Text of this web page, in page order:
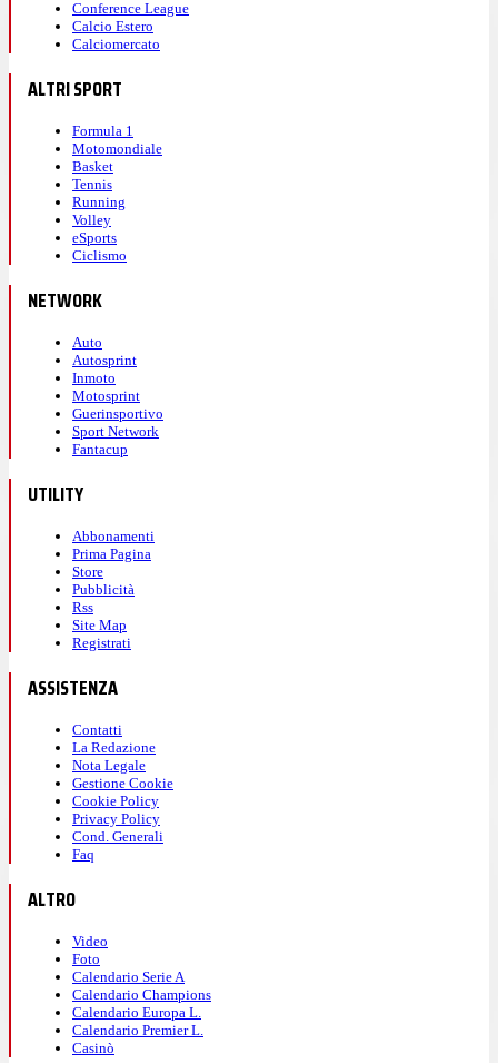
Conference League
Calcio Estero
Calciomercato
ALTRI SPORT
Formula 1
Motomondiale
Basket
Tennis
Running
Volley
eSports
Ciclismo
NETWORK
Auto
Autosprint
Inmoto
Motosprint
Guerinsportivo
Sport Network
Fantacup
UTILITY
Abbonamenti
Prima Pagina
Store
Pubblicità
Rss
Site Map
Registrati
ASSISTENZA
Contatti
La Redazione
Nota Legale
Gestione Cookie
Cookie Policy
Privacy Policy
Cond. Generali
Faq
ALTRO
Video
Foto
Calendario Serie A
Calendario Champions
Calendario Europa L.
Calendario Premier L.
Casinò